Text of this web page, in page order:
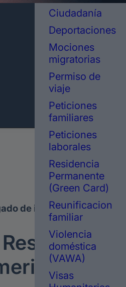
Ciudadanía
Deportaciones
Mociones
migratorias
Permiso de
viaje
Peticiones
familiares
Peticiones
laborales
Residencia
Permanente
(Green Card)
Reunificacion
familiar
Violencia
doméstica
(VAWA)
Visas
de inmigración.